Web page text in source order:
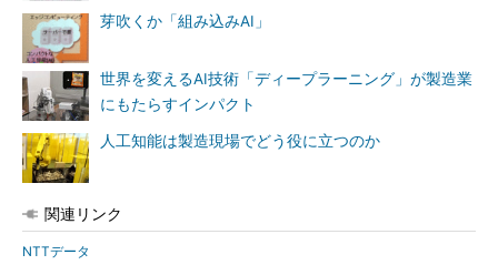
芽吹くか「組み込みAI」
世界を変えるAI技術「ディープラーニング」が製造業
にもたらすインパクト
人工知能は製造現場でどう役に立つのか
関連リンク
NTTデータ